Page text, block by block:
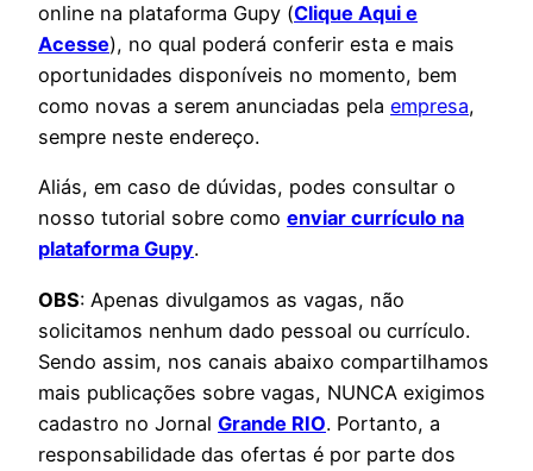
online na plataforma Gupy (Clique Aqui e
Acesse), no qual poderá conferir esta e mais
oportunidades disponíveis no momento, bem
como novas a serem anunciadas pela empresa,
sempre neste endereço.
Aliás, em caso de dúvidas, podes consultar o
nosso tutorial sobre como enviar currículo na
plataforma Gupy.
OBS: Apenas divulgamos as vagas, não
solicitamos nenhum dado pessoal ou currículo.
Sendo assim, nos canais abaixo compartilhamos
mais publicações sobre vagas, NUNCA exigimos
cadastro no Jornal Grande RIO. Portanto, a
responsabilidade das ofertas é por parte dos